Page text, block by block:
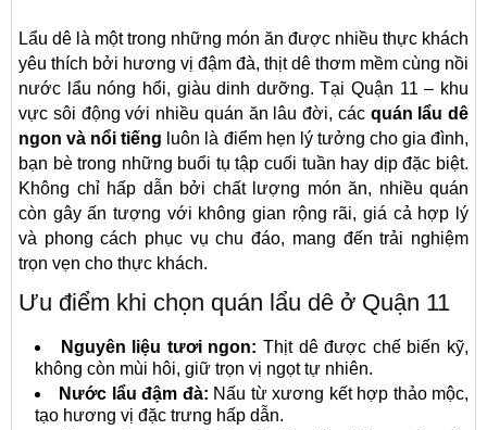
Lẩu dê là một trong những món ăn được nhiều thực khách
yêu thích bởi hương vị đậm đà, thịt dê thơm mềm cùng nồi
nước lẩu nóng hổi, giàu dinh dưỡng. Tại Quận 11 – khu
vực sôi động với nhiều quán ăn lâu đời, các quán lẩu dê
ngon và nổi tiếng luôn là điểm hẹn lý tưởng cho gia đình,
bạn bè trong những buổi tụ tập cuối tuần hay dịp đặc biệt.
Không chỉ hấp dẫn bởi chất lượng món ăn, nhiều quán
còn gây ấn tượng với không gian rộng rãi, giá cả hợp lý
và phong cách phục vụ chu đáo, mang đến trải nghiệm
trọn vẹn cho thực khách.
Ưu điểm khi chọn quán lẩu dê ở Quận 11
Nguyên liệu tươi ngon: Thịt dê được chế biến kỹ,
không còn mùi hôi, giữ trọn vị ngọt tự nhiên.
Nước lẩu đậm đà: Nấu từ xương kết hợp thảo mộc,
tạo hương vị đặc trưng hấp dẫn.